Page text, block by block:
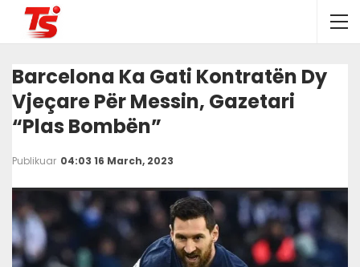
Barcelona Ka Gati Kontratën Dy
Vjeçare Për Messin, Gazetari
“plas Bombën”
Publikuar 04:03 16 March, 2023